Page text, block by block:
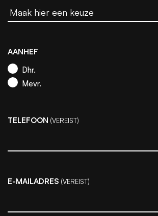
AANHEF
Dhr.
Mevr.
TELEFOON (VEREIST)
E-MAILADRES (VEREIST)